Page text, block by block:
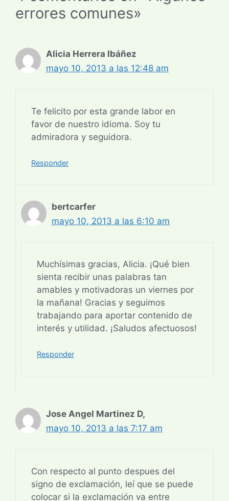
errores comunes»
Alicia Herrera Ibáñez
mayo 10, 2013 a las 12:48 am
Te felicito por esta grande labor en
favor de nuestro idioma. Soy tu
admiradora y seguidora.
Responder
bertcarfer
mayo 10, 2013 a las 6:10 am
Muchísimas gracias, Alicia. ¡Qué bien
sienta recibir unas palabras tan
amables y motivadoras un viernes por
la mañana! Gracias y seguimos
trabajando para aportar contenido de
interés y utilidad. ¡Saludos afectuosos!
Responder
Jose Angel Martinez D,
mayo 10, 2013 a las 7:17 am
Con respecto al punto despues del
signo de exclamación, leí que se puede
colocar si la exclamación va entre